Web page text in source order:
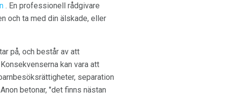
. En professionell rådgivare
och ta med din älskade, eller
på, och består av att
kan vara att
separation
betonar, "det finns nästan